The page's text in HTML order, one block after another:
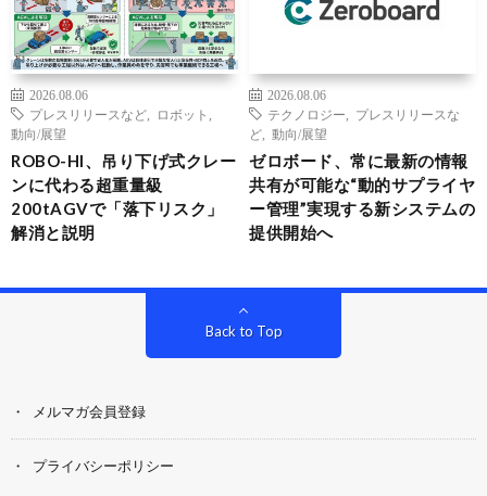
2026.08.06
プレスリリースなど
ロボット
動向/展望
ROBO-HI、吊り下げ式クレー
ンに代わる超重量級
200tAGVで「落下リスク」
解消と説明
2026.08.06
テクノロジー
プレスリリースな
ど
動向/展望
ゼロボード、常に最新の情報
共有が可能な“動的サプライヤ
ー管理”実現する新システムの
提供開始へ
Back to Top
メルマガ会員登録
プライバシーポリシー